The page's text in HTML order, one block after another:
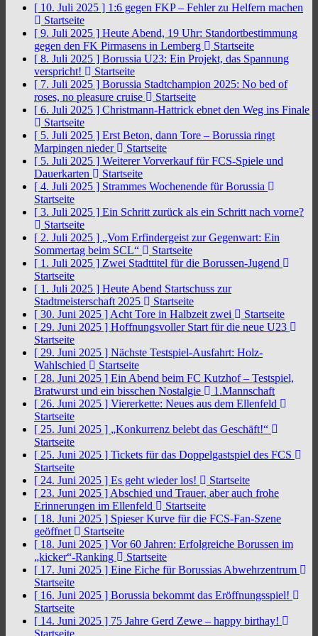
[ 10. Juli 2025 ] 1:6 gegen FKP – Fehler zu Helfern machen
Startseite
[ 9. Juli 2025 ] Heute Abend, 19 Uhr: Standortbestimmung
gegen den FK Pirmasens in Lemberg
Startseite
[ 8. Juli 2025 ] Borussia U23: Ein Projekt, das Spannung
verspricht!
Startseite
[ 7. Juli 2025 ] Borussia Stadtchampion 2025: No bed of
roses, no pleasure cruise
Startseite
[ 6. Juli 2025 ] Christmann-Hattrick ebnet den Weg ins Finale
Startseite
[ 5. Juli 2025 ] Erst Beton, dann Tore – Borussia ringt
Marpingen nieder
Startseite
[ 5. Juli 2025 ] Weiterer Vorverkauf für FCS-Spiele und
Dauerkarten
Startseite
[ 4. Juli 2025 ] Strammes Wochenende für Borussia
Startseite
[ 3. Juli 2025 ] Ein Schritt zurück als ein Schritt nach vorne?
Startseite
[ 2. Juli 2025 ] „Vom Erfindergeist zur Gegenwart: Ein
Sommertag beim SCL“
Startseite
[ 1. Juli 2025 ] Zwei Stadttitel für die Borussen-Jugend
Startseite
[ 1. Juli 2025 ] Heute Abend Startschuss zur
Stadtmeisterschaft 2025
Startseite
[ 30. Juni 2025 ] Acht Tore in Halbzeit zwei
Startseite
[ 29. Juni 2025 ] Hoffnungsvoller Start für die neue U23
Startseite
[ 29. Juni 2025 ] Nächste Testspiel-Ausfahrt: Holz-
Wahlschied
Startseite
[ 28. Juni 2025 ] Ein Abend beim FC Kutzhof – Testspiel,
Bratwurst und ein bisschen Nostalgie
1.Mannschaft
[ 26. Juni 2025 ] Viererkette: Neues aus dem Ellenfeld
Startseite
[ 25. Juni 2025 ] „Konkurrenz belebt das Geschäft!“
Startseite
[ 25. Juni 2025 ] Tickets für das Doppelgastspiel des FCS
Startseite
[ 24. Juni 2025 ] Es geht wieder los!
Startseite
[ 23. Juni 2025 ] Abschied und Trauer, aber auch frohe
Erinnerungen im Ellenfeld
Startseite
[ 18. Juni 2025 ] Spieser Kurve für die FCS-Fan-Szene
geöffnet
Startseite
[ 18. Juni 2025 ] Vor 60 Jahren: Erfolgreiche Borussen im
„kicker“-Ranking
Startseite
[ 17. Juni 2025 ] Eine Eiche für Borussias Abwehrzentrum
Startseite
[ 16. Juni 2025 ] Borussia bekommt das Eröffnungsspiel!
Startseite
[ 14. Juni 2025 ] 75 Jahre Gerd Zewe – happy birthay!
Startseite